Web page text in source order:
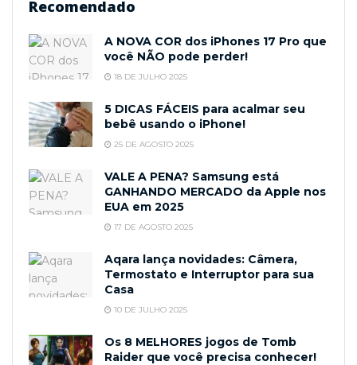
Recomendado
A NOVA COR dos iPhones 17 Pro que
você NÃO pode perder!
18 DE JULHO 2025
5 DICAS FÁCEIS para acalmar seu
bebê usando o iPhone!
25 DE AGOSTO 2025
VALE A PENA? Samsung está
GANHANDO MERCADO da Apple nos
EUA em 2025
17 DE AGOSTO 2025
Aqara lança novidades: Câmera,
Termostato e Interruptor para sua
Casa
10 DE JULHO 2025
Os 8 MELHORES jogos de Tomb
Raider que você precisa conhecer!